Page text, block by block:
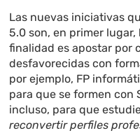
Las nuevas iniciativas
5.0 son, en primer lugar,
finalidad es apostar por
desfavorecidas con
por ejemplo, FP
para que se formen con
incluso, para que
reconvertir perfiles